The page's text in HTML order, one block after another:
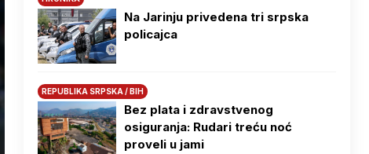
Na Јarinju privedena tri srpska
policajca
REPUBLIKA SRPSKA / BIH
Bez plata i zdravstvenog
osiguranja: Rudari treću noć
proveli u jami